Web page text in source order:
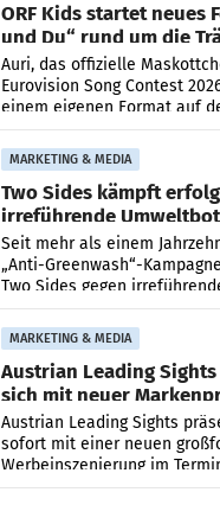
ORF Kids startet neues
und Du“ rund um die
Menschen
Auri, das offizielle
Eurovision Song Contest
einem eigenen Format auf
zurück. In der neuen
bei ORF Kids steht
MARKETING & MEDIA
Two Sides kämpft
irreführende
beim Papiereinsatz
Seit mehr als einem
„Anti-Greenwash“-
Two Sides gegen
Umweltaussagen bei
und papierbasierten
MARKETING & MEDIA
Austrian Leading
sich mit neuer
Flughafen Wien
Austrian Leading Sights
sofort mit einer neuen
Werbeinszenierung im
Flughafen Wien. Die